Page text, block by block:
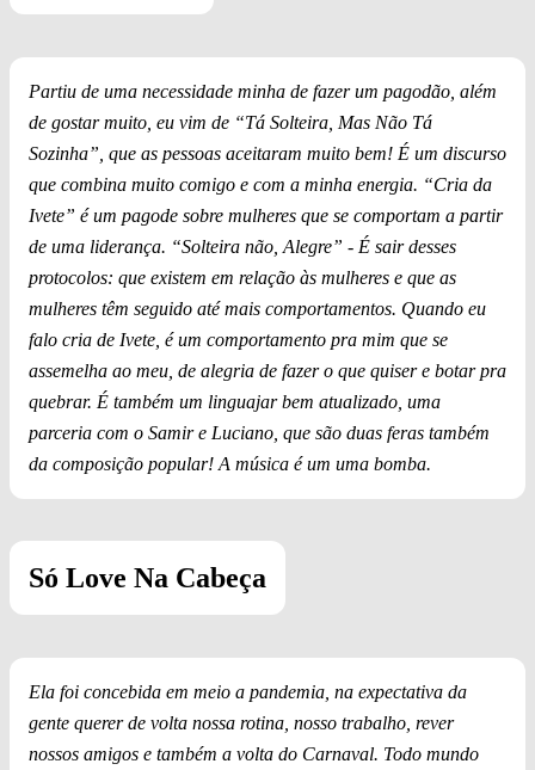
Partiu de uma necessidade minha de fazer um pagodão, além
de gostar muito, eu vim de “Tá Solteira, Mas Não Tá
Sozinha”, que as pessoas aceitaram muito bem! É um discurso
que combina muito comigo e com a minha energia. “Cria da
Ivete” é um pagode sobre mulheres que se comportam a partir
de uma liderança. “Solteira não, Alegre” - É sair desses
protocolos: que existem em relação às mulheres e que as
mulheres têm seguido até mais comportamentos. Quando eu
falo cria de Ivete, é um comportamento pra mim que se
assemelha ao meu, de alegria de fazer o que quiser e botar pra
quebrar. É também um linguajar bem atualizado, uma
parceria com o Samir e Luciano, que são duas feras também
da composição popular! A música é um uma bomba.
Só Love Na Cabeça
Ela foi concebida em meio a pandemia, na expectativa da
gente querer de volta nossa rotina, nosso trabalho, rever
nossos amigos e também a volta do Carnaval. Todo mundo